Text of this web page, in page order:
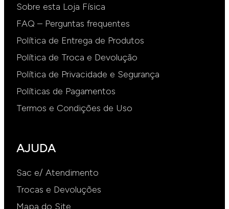
Sobre esta Loja Física
FAQ – Perguntas frequentes
Política de Entrega de Produtos
Política de Troca e Devolução
Política de Privacidade e Segurança
Políticas de Pagamentos
Termos e Condições de Uso
AJUDA
Sac e/ Atendimento
Trocas e Devoluções
Mapa do Site